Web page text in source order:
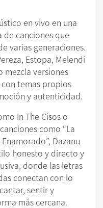
en vivo en una
de canciones que
varias generaciones.
Estopa, Melendi
mezcla versiones
temas propios
y autenticidad.
In The Cisos o
como “La
Dazanu
honesto y directo y
donde las letras
conectan con lo
sentir y
más cercana.